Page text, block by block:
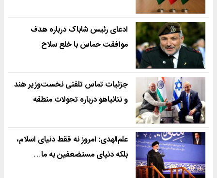
ادعای رئیس شاباک درباره هدف
موافقت حماس با خلع سلاح
جزئیات تماس تلفنی نخست‌وزیر هند
و نتانیاهو درباره تحولات منطقه
علم‌الهدی: امروز نه فقط دنیای اسلام،
بلکه دنیای مستضعفین به ما…